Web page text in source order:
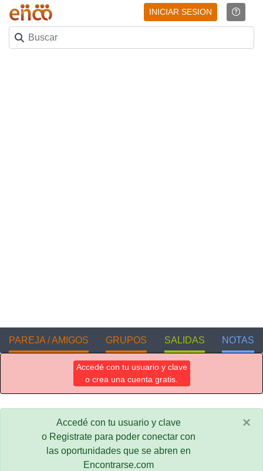
INICIAR SESION
PAREJA / AMIGOS GRUPOS SALIDAS NOTAS
Accedé con tu usuario y clave
o crea una cuenta gratis.
Accedé con tu usuario y clave
o Registrate para poder conectar con
las oportunidades que se abren en
Encontrarse.com
×